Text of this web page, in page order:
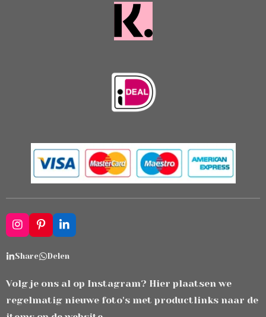
I
n
s
t
g
a
m
P
i
n
t
r
s
t
L
i
k
d
n
Share Delen
Volg je ons al op Instagram? Hier plaatsen we
regelmatig nieuwe foto's met productlinks naar de